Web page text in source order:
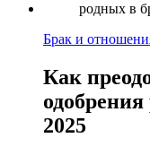
Брак и
Как
2025